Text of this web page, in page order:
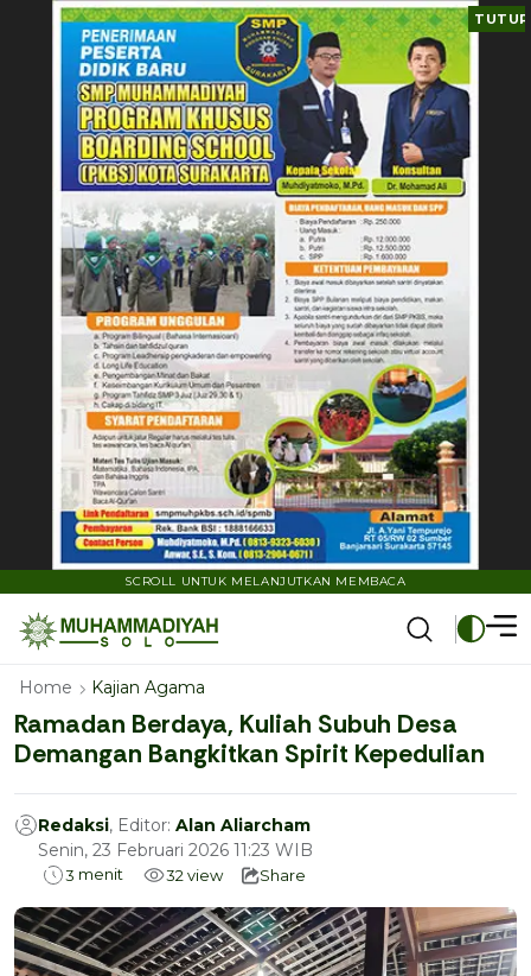
TUTUP
SCROLL UNTUK MELANJUTKAN MEMBACA
Home Kajian Agama
Ramadan Berdaya, Kuliah Subuh Desa
Demangan Bangkitkan Spirit Kepedulian
Redaksi, Editor: Alan Aliarcham
Senin, 23 Februari 2026 11:23 WIB
3 menit 32 view Share